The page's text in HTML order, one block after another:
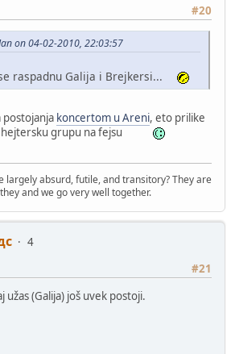
#20
on 04-02-2010, 22:03:57
raspadnu Galija i Brejkersi...
postojanja koncertom u Areni, eto prilike
grupu na fejsu
largely absurd, futile, and transitory? They are
and we go very well together.
4
#21
užas (Galija) još uvek postoji.